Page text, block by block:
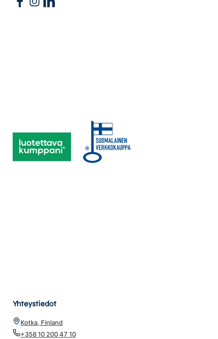
Follow us on Facebook
Follow us on Instagram
Follow us on Linkedin
Yhteystiedot
Kotka, Finland
+358 10 200 47 10